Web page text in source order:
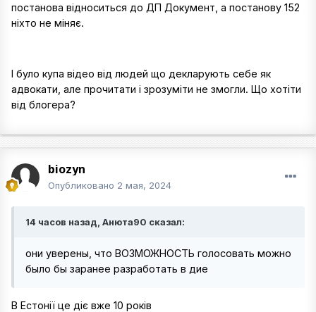
постанова відноситься до ДП Документ, а постанову 152
ніхто не міняє.
І було купа відео від людей що декларують себе як
адвокати, але прочитати і зрозуміти не змогли. Що хотіти
від блогера?
biozyn
Опубликовано 2 мая, 2024
14 часов назад, Анюта90 сказал:
они уверены, что ВОЗМОЖНОСТЬ голосовать можно
было бы заранее разработать в дие
В Естонії це діє вже 10 років